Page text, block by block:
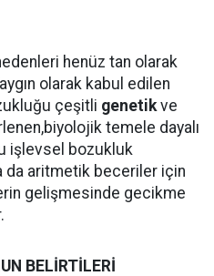
henüz tan olarak
olarak kabul edilen
çeşitli genetikve
temele dayalı
işlevsel bozukluk
da aritmetik beceriler için
gelişmesinde gecikme
BELİRTİLERİ